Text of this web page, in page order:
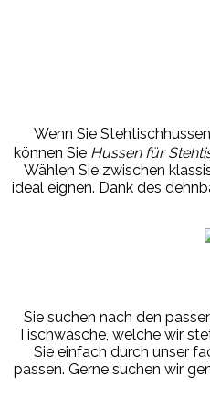
Wenn Sie
können Sie Hussen für
Wählen Sie zwischen
ideal eignen. Dank des
Sie suchen nach den
Tischwäsche, welche wir
Sie einfach durch unser
passen. Gerne suchen wir